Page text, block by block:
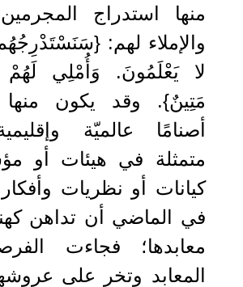
منها استدراج
والإملاء لهم:
لا يَعْلَمُونَ. وَأُمْلِي
مَتِينٌ}. وقد يكون
أصنامًا عالميّة
متمثلة في هيئات أو
كيانات أو نظريات
في الماضي أن تداهن
معابدها؛ فجاءت
المعابد وتخر على